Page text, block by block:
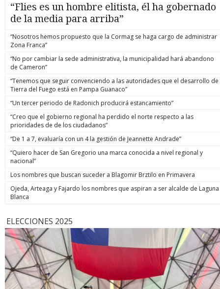
“Flies es un hombre elitista, él ha gobernado
de la media para arriba”
“Nosotros hemos propuesto que la Cormag se haga cargo de administrar
Zona Franca”
“No por cambiar la sede administrativa, la municipalidad hará abandono
de Cameron”
“Tenemos que seguir convenciendo a las autoridades que el desarrollo de
Tierra del Fuego está en Pampa Guanaco”
“Un tercer periodo de Radonich producirá estancamiento”
“Creo que el gobierno regional ha perdido el norte respecto a las
prioridades de de los ciudadanos”
“De 1 a 7, evaluaría con un 4 la gestión de Jeannette Andrade”
“Quiero hacer de San Gregorio una marca conocida a nivel regional y
nacional”
Los nombres que buscan suceder a Blagomir Brztilo en Primavera
Ojeda, Arteaga y Fajardo los nombres que aspiran a ser alcalde de Laguna
Blanca
ELECCIONES 2025